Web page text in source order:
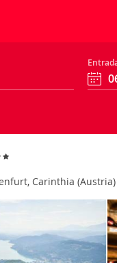
Carinthia (Austria)